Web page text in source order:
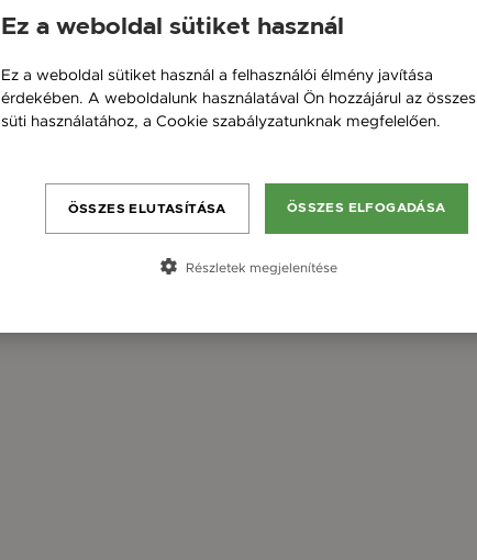
Ez a weboldal sütiket használ
Ez a weboldal sütiket használ a felhasználói élmény javítása
érdekében. A weboldalunk használatával Ön hozzájárul az összes
süti használatához, a Cookie szabályzatunknak megfelelően.
ÖSSZES ELFOGADÁSA
ÖSSZES ELUTASÍTÁSA
Részletek megjelenítése